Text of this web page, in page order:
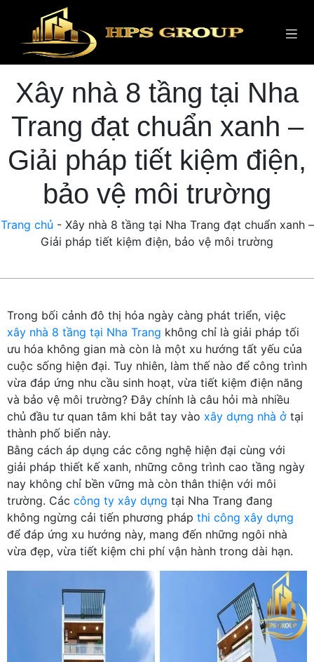
Xây nhà 8 tầng tại Nha
Trang đạt chuẩn xanh –
Giải pháp tiết kiệm điện,
bảo vệ môi trường
Trang chủ - Xây nhà 8 tầng tại Nha Trang đạt chuẩn xanh –
Giải pháp tiết kiệm điện, bảo vệ môi trường
Trong bối cảnh đô thị hóa ngày càng phát triển, việc
xây nhà 8 tầng tại Nha Trang không chỉ là giải pháp tối
ưu hóa không gian mà còn là một xu hướng tất yếu của
cuộc sống hiện đại. Tuy nhiên, làm thế nào để công trình
vừa đáp ứng nhu cầu sinh hoạt, vừa tiết kiệm điện năng
và bảo vệ môi trường? Đây chính là câu hỏi mà nhiều
chủ đầu tư quan tâm khi bắt tay vào xây dựng nhà ở tại
thành phố biển này.
Bằng cách áp dụng các công nghệ hiện đại cùng với
giải pháp thiết kế xanh, những công trình cao tầng ngày
nay không chỉ bền vững mà còn thân thiện với môi
trường. Các công ty xây dựng tại Nha Trang đang
không ngừng cải tiến phương pháp thi công xây dựng
để đáp ứng xu hướng này, mang đến những ngôi nhà
vừa đẹp, vừa tiết kiệm chi phí vận hành trong dài hạn.